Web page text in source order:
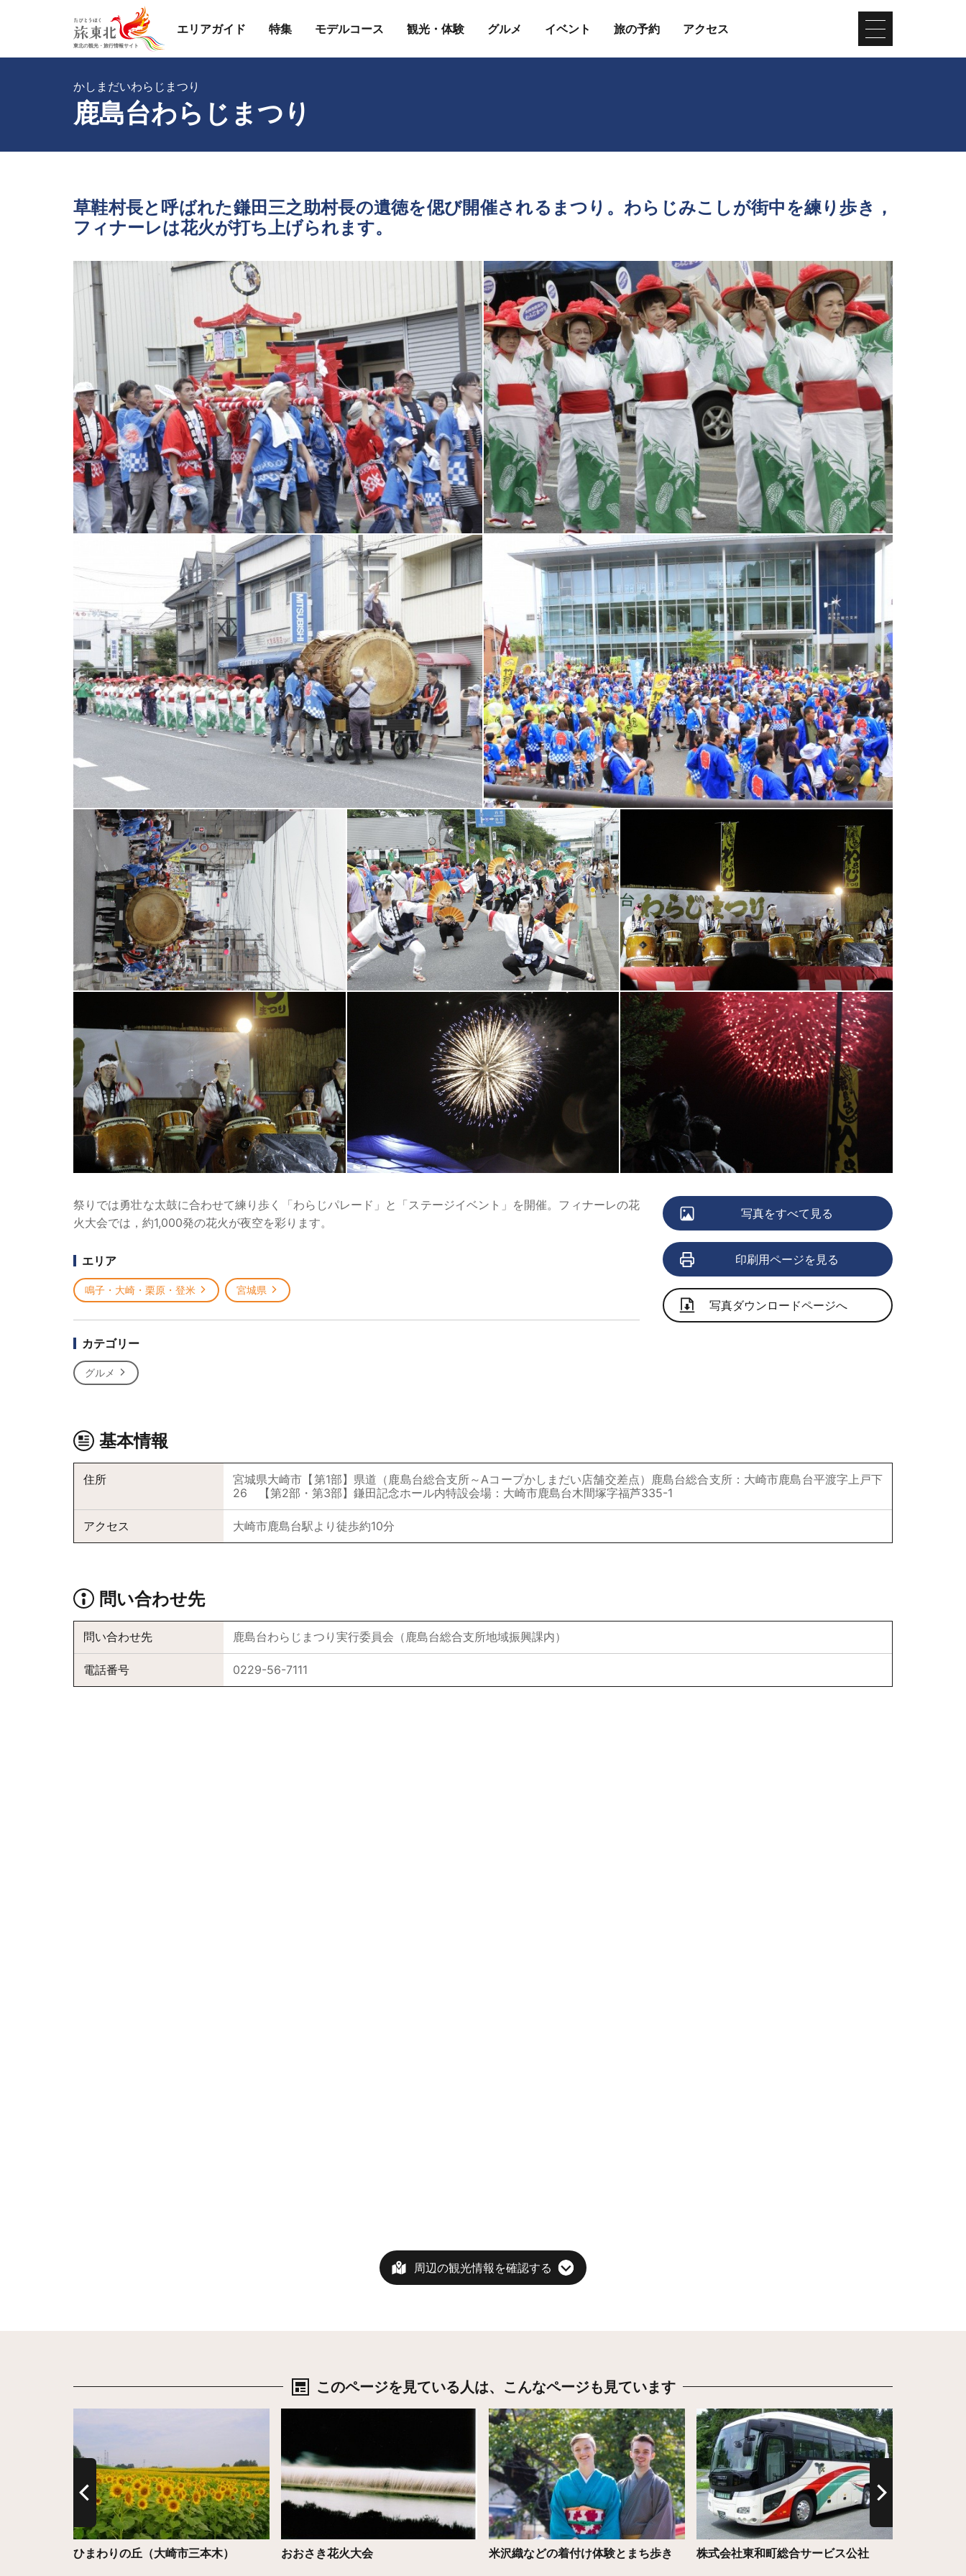
エリアガイド 特集 モデルコース 観光・体験 グルメ イベント 旅の予約 アクセス
鹿島台わらじまつり
かしまだいわらじまつり
草鞋村長と呼ばれた鎌田三之助村長の遺徳を偲び開催されるまつり。わらじみこしが街中を練り歩き，
フィナーレは花火が打ち上げられます。
祭りでは勇壮な太鼓に合わせて練り歩く「わらじパレード」と「ステージイベント」を開催。フィナーレの花
火大会では，約1,000発の花火が夜空を彩ります。
エリア
鳴子・大崎・栗原・登米 宮城県
カテゴリー
グルメ
写真をすべて見る
印刷用ページを見る
写真ダウンロードページへ
基本情報
住所
宮城県大崎市【第1部】県道（鹿島台総合支所～Aコープかしまだい店舗交差点）鹿島台総合支所：大崎市鹿島台平渡字上戸下
26 【第2部・第3部】鎌田記念ホール内特設会場：大崎市鹿島台木間塚字福芦335-1
アクセス 大崎市鹿島台駅より徒歩約10分
問い合わせ先
問い合わせ先 鹿島台わらじまつり実行委員会（鹿島台総合支所地域振興課内）
電話番号 0229-56-7111
周辺の観光情報を確認する
このページを見ている人は、 こんなページも見ています
ひまわりの丘（大崎市三本木） おおさき花火大会 米沢織などの着付け体験とまち歩き
詳細はこちら
株式会社東和町総合サービス公社
詳細はこちら